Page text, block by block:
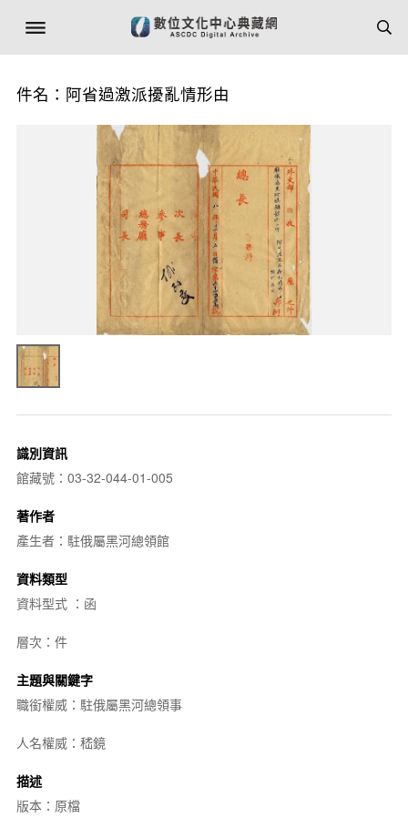
件名：阿省過激派擾亂情形由
識別資訊
館藏號：03-32-044-01-005
著作者
產生者：駐俄屬黑河總領館
資料類型
資料型式 ：函
層次：件
主題與關鍵字
職銜權威：駐俄屬黑河總領事
人名權威：嵇鏡
描述
版本：原檔